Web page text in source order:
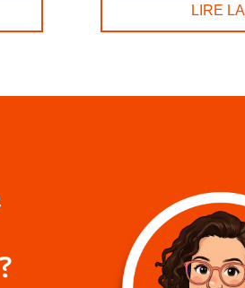
LIRE